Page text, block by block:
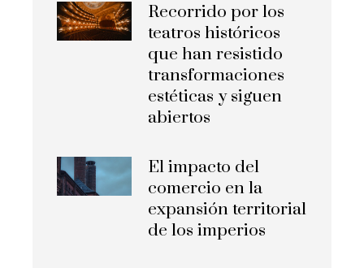
Recorrido por los
teatros históricos
que han resistido
transformaciones
estéticas y siguen
abiertos
El impacto del
comercio en la
expansión territorial
de los imperios